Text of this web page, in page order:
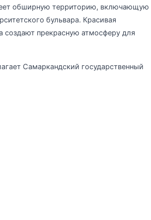
обширную территорию, включающую
бульвара. Красивая
создают прекрасную атмосферу для
Самаркандский государственный